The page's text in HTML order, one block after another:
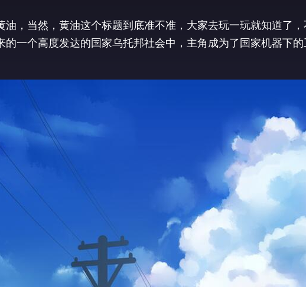
油，当然，黄油这个标题到底准不准，大家去玩一玩就知道了
的一个高度发达的国家乌托邦社会中，主角成为了国家机器下